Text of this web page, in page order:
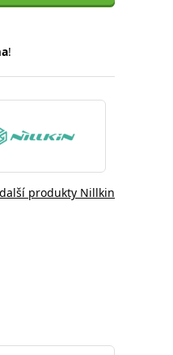
!
produkty Nillkin